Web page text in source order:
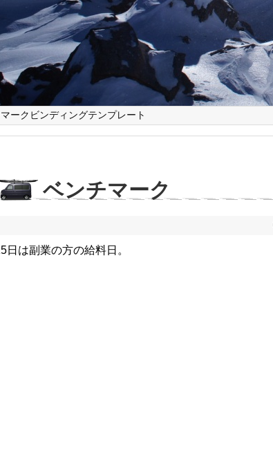
ークビンディングテンプレート
ベンチマーク
日は副業の方の給料日。